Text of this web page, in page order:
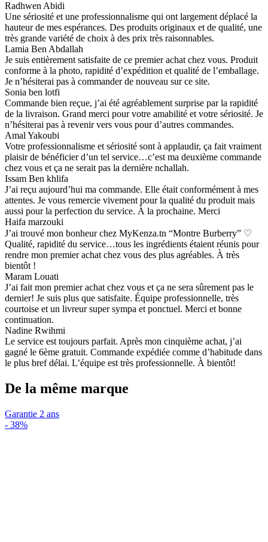
Radhwen Abidi
Une sériosité et une professionnalisme qui ont largement déplacé la
hauteur de mes espérances. Des produits originaux et de qualité, une
très grande variété de choix à des prix très raisonnables.
Lamia Ben Abdallah
Je suis entièrement satisfaite de ce premier achat chez vous. Produit
conforme à la photo, rapidité d’expédition et qualité de l’emballage.
Je n’hésiterai pas à commander de nouveau sur ce site.
Sonia ben lotfi
Commande bien reçue, j’ai été agréablement surprise par la rapidité
de la livraison. Grand merci pour votre amabilité et votre sériosité. Je
n’hésiterai pas à revenir vers vous pour d’autres commandes.
Amal Yakoubi
Votre professionnalisme et sériosité sont à applaudir, ça fait vraiment
plaisir de bénéficier d’un tel service…c’est ma deuxième commande
chez vous et ça ne serait pas la dernière nchallah.
Issam Ben khlifa
J’ai reçu aujourd’hui ma commande. Elle était conformément à mes
attentes. Je vous remercie vivement pour la qualité du produit mais
aussi pour la perfection du service. À la prochaine. Merci
Haifa marzouki
J’ai trouvé mon bonheur chez MyKenza.tn “Montre Burberry” ♡
Qualité, rapidité du service…tous les ingrédients étaient réunis pour
rendre mon premier achat chez vous des plus agréables. À très
bientôt !
Maram Louati
J’ai fait mon premier achat chez vous et ça ne sera sûrement pas le
dernier! Je suis plus que satisfaite. Équipe professionnelle, très
courtoise et un livreur super sympa et ponctuel. Merci et bonne
continuation.
Nadine Rwihmi
Le service est toujours parfait. Après mon cinquième achat, j’ai
gagné le 6ème gratuit. Commande expédiée comme d’habitude dans
le plus bref délai. L’équipe est très professionnelle. À bientôt!
De la même marque
Garantie 2 ans
- 38%